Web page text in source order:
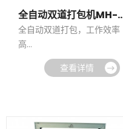
全自动双道
全自动双道打包，工作效率
高
前后各有一个控制面板，操
查看详情